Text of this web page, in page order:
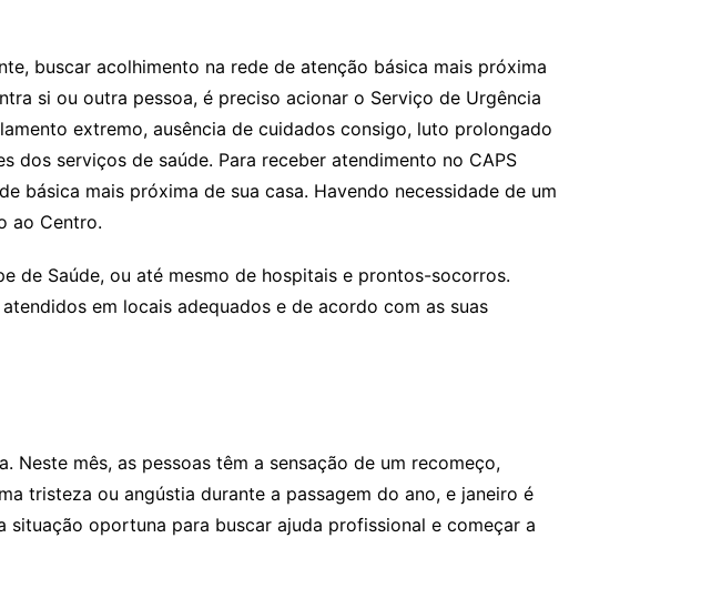
buscar acolhimento na rede de atenção básica mais próxima
si ou outra pessoa, é preciso acionar o Serviço de Urgência
extremo, ausência de cuidados consigo, luto prolongado
serviços de saúde. Para receber atendimento no CAPS
básica mais próxima de sua casa. Havendo necessidade de um
ao Centro.
de Saúde, ou até mesmo de hospitais e prontos-socorros.
em locais adequados e de acordo com as suas
mês, as pessoas têm a sensação de um recomeço,
tristeza ou angústia durante a passagem do ano, e janeiro é
oportuna para buscar ajuda profissional e começar a